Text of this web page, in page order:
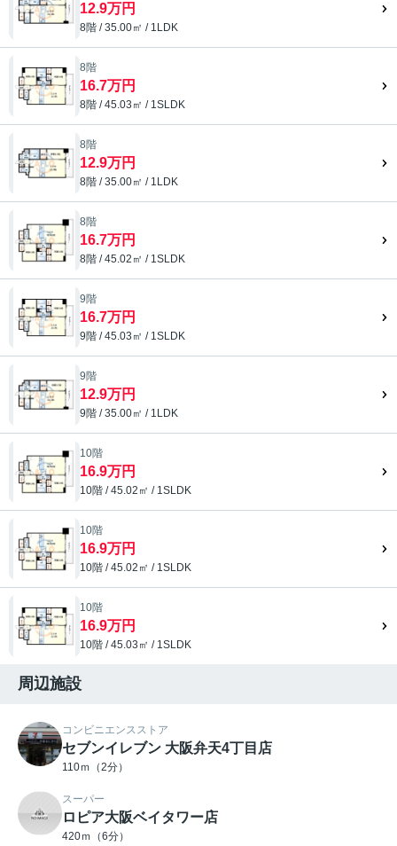
12.9万円
8階 / 35.00㎡ / 1LDK
8階
16.7万円
8階 / 45.03㎡ / 1SLDK
8階
12.9万円
8階 / 35.00㎡ / 1LDK
8階
16.7万円
8階 / 45.02㎡ / 1SLDK
9階
16.7万円
9階 / 45.03㎡ / 1SLDK
9階
12.9万円
9階 / 35.00㎡ / 1LDK
10階
16.9万円
10階 / 45.02㎡ / 1SLDK
10階
16.9万円
10階 / 45.02㎡ / 1SLDK
10階
16.9万円
10階 / 45.03㎡ / 1SLDK
周辺施設
コンビニエンスストア
セブンイレブン 大阪弁天4丁目店
110ｍ（2分）
スーパー
ロピア大阪ベイタワー店
420ｍ（6分）